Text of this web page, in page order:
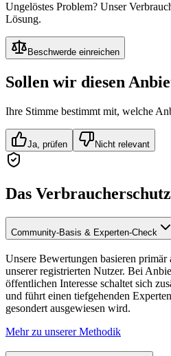
Ungelöstes Problem? Unser
Lösung.
Beschwerde einreichen
Sollen wir diesen
Ihre Stimme bestimmt mit, welche
Ja, prüfen Nicht relevant
Das
Community-Basis & Experten-Check
Unsere Bewertungen basieren
unserer registrierten Nutzer. Bei
öffentlichen Interesse schaltet sich
und führt einen tiefgehenden
gesondert ausgewiesen wird.
Mehr zu unserer Methodik